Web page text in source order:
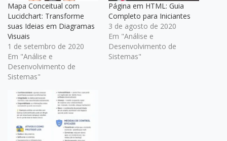
Mapa Conceitual com
Lucidchart: Transforme
suas Ideias em Diagramas
Visuais
1 de setembro de 2020
Em "Análise e
Desenvolvimento de
Sistemas"
Página em HTML: Guia
Completo para Iniciantes
3 de agosto de 2020
Em "Análise e
Desenvolvimento de
Sistemas"